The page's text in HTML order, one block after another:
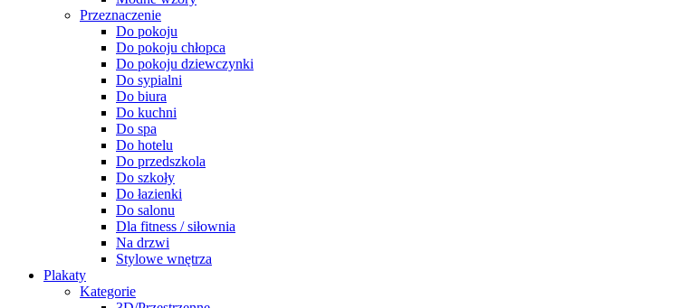
Przeznaczenie
Do pokoju
Do pokoju chłopca
Do pokoju dziewczynki
Do sypialni
Do biura
Do kuchni
Do spa
Do hotelu
Do przedszkola
Do szkoły
Do łazienki
Do salonu
Dla fitness / siłownia
Na drzwi
Stylowe wnętrza
Plakaty
Kategorie